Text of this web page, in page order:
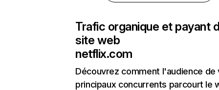
Trafic organique et payant
site web
netflix.com
Découvrez comment l'audience de
principaux concurrents parcourt le